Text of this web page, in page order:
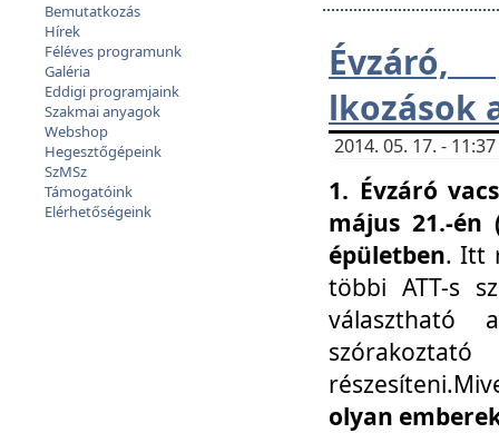
Bemutatkozás
Hírek
Féléves programunk
Galéria
Eddigi programjaink
Szakmai anyagok
Webshop
Hegesztőgépeink
SzMSz
Támogatóink
Elérhetőségeink
Évzáró,
lkozások
2014. 05. 17. -
1. Évzáró
május 21.-én
épületben. Itt
többi ATT-s
választható
olyan